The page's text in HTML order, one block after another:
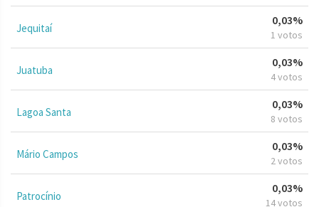
Jequitaí
0,03%
1 votos
Juatuba
0,03%
4 votos
Lagoa Santa
0,03%
8 votos
Mário Campos
0,03%
2 votos
Patrocínio
0,03%
14 votos